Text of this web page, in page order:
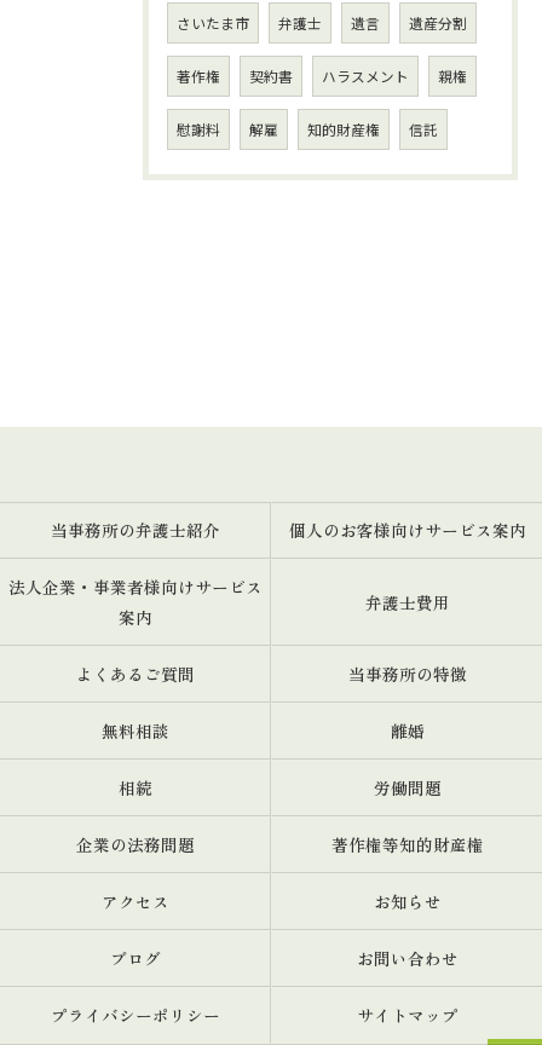
さいたま市 弁護士 遺言 遺産分割
著作権 契約書 ハラスメント 親権
慰謝料 解雇 知的財産権 信託
当事務所の弁護士紹介 個人のお客様向けサービス案内
法人企業・事業者様向けサービス
案内
弁護士費用
よくあるご質問 当事務所の特徴
無料相談 離婚
相続 労働問題
企業の法務問題 著作権等知的財産権
アクセス お知らせ
ブログ お問い合わせ
プライバシーポリシー サイトマップ